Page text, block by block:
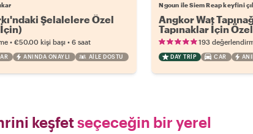
Şelalelere Özel
• €50.00 kişi başı • 6 saat
ANINDA ONAYLI AILE DOSTU
Ngoun ile Siem Reap keyfini
Angkor Wat
Tapınaklar İçin
193
DAY TRIP CAR
keşfetseçeceğin bir yerel